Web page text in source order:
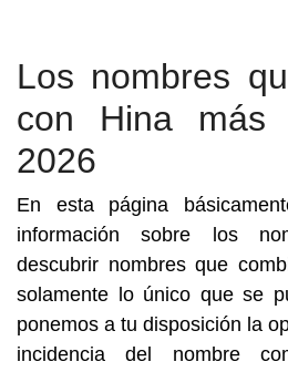
Los nombres
con Hina más
2026
En esta página
información sobre los
descubrir nombres que
solamente lo único que se
ponemos a tu disposición la
incidencia del nombre